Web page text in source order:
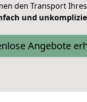
den Transport
und
Angebote